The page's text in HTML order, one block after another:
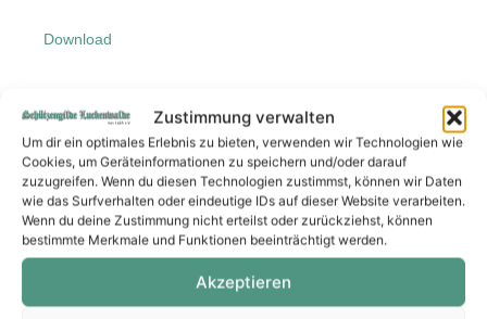
Zustimmung verwalten
Um dir ein optimales Erlebnis zu bieten, verwenden wir Technologien wie
Cookies, um Geräteinformationen zu speichern und/oder darauf
zuzugreifen. Wenn du diesen Technologien zustimmst, können wir Daten
wie das Surfverhalten oder eindeutige IDs auf dieser Website verarbeiten.
Wenn du deine Zustimmung nicht erteilst oder zurückziehst, können
bestimmte Merkmale und Funktionen beeinträchtigt werden.
Akzeptieren
Download
Wir danken unseren Sponsoren